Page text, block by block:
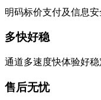
明码标价支付及信息安
多快好稳
通道多速度快体验好稳
售后无忧